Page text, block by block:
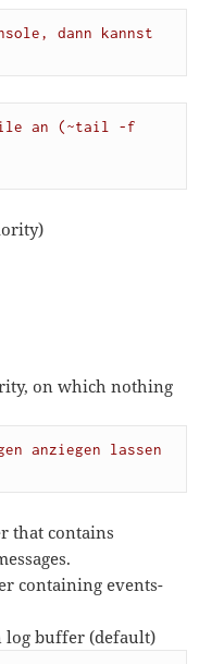
dann kannst
an (~tail -f
on which nothing
anziegen lassen
that contains
containing events-
buffer (default)